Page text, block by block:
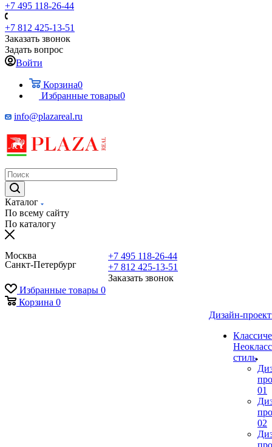
+7 495 118-26-44
+7 812 425-13-51
Заказать звонок
Задать вопрос
Войти
Корзина0
Избранные товары0
info@plazareal.ru
Каталог
По всему сайту
По каталогу
Москва
Санкт-Петербург
+7 495 118-26-44
+7 812 425-13-51
Заказать звонок
Избранные товары 0
Корзина 0
Дизайн-
стиль
01
02